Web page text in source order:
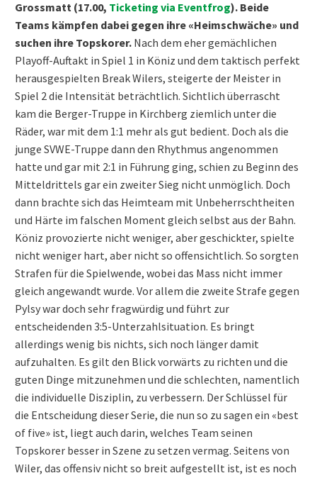
Grossmatt (17.00, Ticketing via Eventfrog). Beide
Teams kämpfen dabei gegen ihre «Heimschwäche» und
suchen ihre Topskorer. Nach dem eher gemächlichen
Playoff-Auftakt in Spiel 1 in Köniz und dem taktisch perfekt
herausgespielten Break Wilers, steigerte der Meister in
Spiel 2 die Intensität beträchtlich. Sichtlich überrascht
kam die Berger-Truppe in Kirchberg ziemlich unter die
Räder, war mit dem 1:1 mehr als gut bedient. Doch als die
junge SVWE-Truppe dann den Rhythmus angenommen
hatte und gar mit 2:1 in Führung ging, schien zu Beginn des
Mitteldrittels gar ein zweiter Sieg nicht unmöglich. Doch
dann brachte sich das Heimteam mit Unbeherrschtheiten
und Härte im falschen Moment gleich selbst aus der Bahn.
Köniz provozierte nicht weniger, aber geschickter, spielte
nicht weniger hart, aber nicht so offensichtlich. So sorgten
Strafen für die Spielwende, wobei das Mass nicht immer
gleich angewandt wurde. Vor allem die zweite Strafe gegen
Pylsy war doch sehr fragwürdig und führt zur
entscheidenden 3:5-Unterzahlsituation. Es bringt
allerdings wenig bis nichts, sich noch länger damit
aufzuhalten. Es gilt den Blick vorwärts zu richten und die
guten Dinge mitzunehmen und die schlechten, namentlich
die individuelle Disziplin, zu verbessern. Der Schlüssel für
die Entscheidung dieser Serie, die nun so zu sagen ein «best
of five» ist, liegt auch darin, welches Team seinen
Topskorer besser in Szene zu setzen vermag. Seitens von
Wiler, das offensiv nicht so breit aufgestellt ist, ist es noch